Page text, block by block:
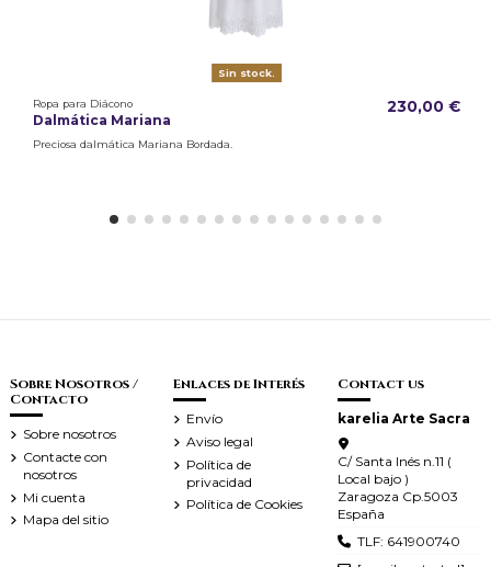
Sin stock.
Ropa para Diácono
Dalmática Mariana
230,00 €
Preciosa dalmática Mariana Bordada.
Sobre Nosotros /
Contacto
Sobre nosotros
Contacte con
nosotros
Mi cuenta
Mapa del sitio
Enlaces de Interés
Envío
Aviso legal
Política de
privacidad
Política de Cookies
Contact us
karelia Arte Sacra
C/ Santa Inés n.11 (
Local bajo )
Zaragoza Cp.5003
España
TLF: 641900740